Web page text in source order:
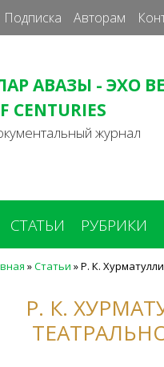
Подписка Авторам
АВАЗЫ - ЭХО
CENTURIES
журнал
СТАТЬИ РУБРИКИ
»Статьи »Р. К.
Р. К.